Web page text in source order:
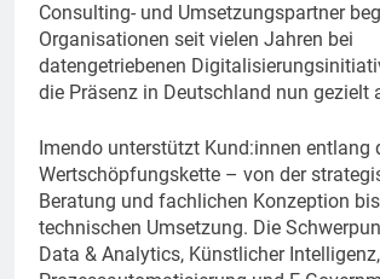
Consulting- und Umsetzungspartner
Organisationen seit vielen Jahren bei
datengetriebenen
die Präsenz in Deutschland nun gezielt
Imendo unterstützt Kund:innen entlang
Wertschöpfungskette – von der
Beratung und fachlichen Konzeption
technischen Umsetzung. Die
Data & Analytics, Künstlicher Intelligenz,